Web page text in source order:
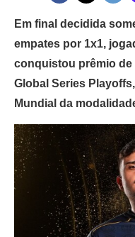
Em final decidida
empates por 1x1,
conquistou prêmio de
Global Series
Mundial da